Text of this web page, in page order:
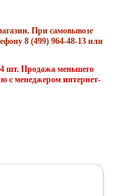
При самовывозе
8 (499) 964-48-13 или
шт. Продажа меньшего
с менеджером интернет-